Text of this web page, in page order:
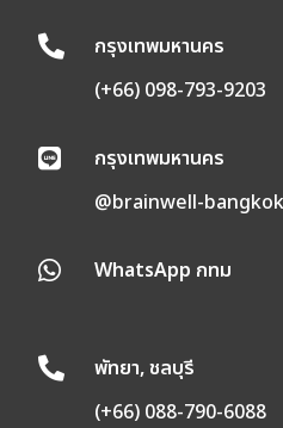

กรุงเทพมหานคร
(+66) 098-793-9203

กรุงเทพมหานคร
@brainwell-bangkok
 WhatsApp กทม

พัทยา, ชลบุรี
(+66) 088-790-6088